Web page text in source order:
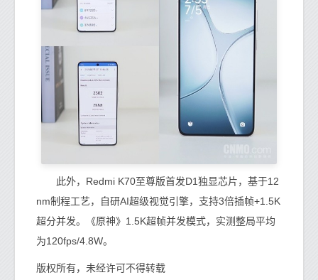
此外，Redmi K70至尊版首发D1独显芯片，基于12
nm制程工艺，自研AI超级视觉引擎，支持3倍插帧+1.5K
超分并发。《原神》1.5K超帧并发模式，实测整局平均
为120fps/4.8W。
版权所有，未经许可不得转载